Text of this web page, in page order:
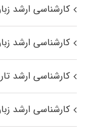
کارشناسی ارشد
کارشناسی ارشد
کارشناسی ارشد
کارشناسی ارشد